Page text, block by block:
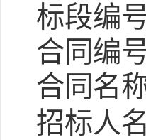
标段编
合同编号
合同名
招标人